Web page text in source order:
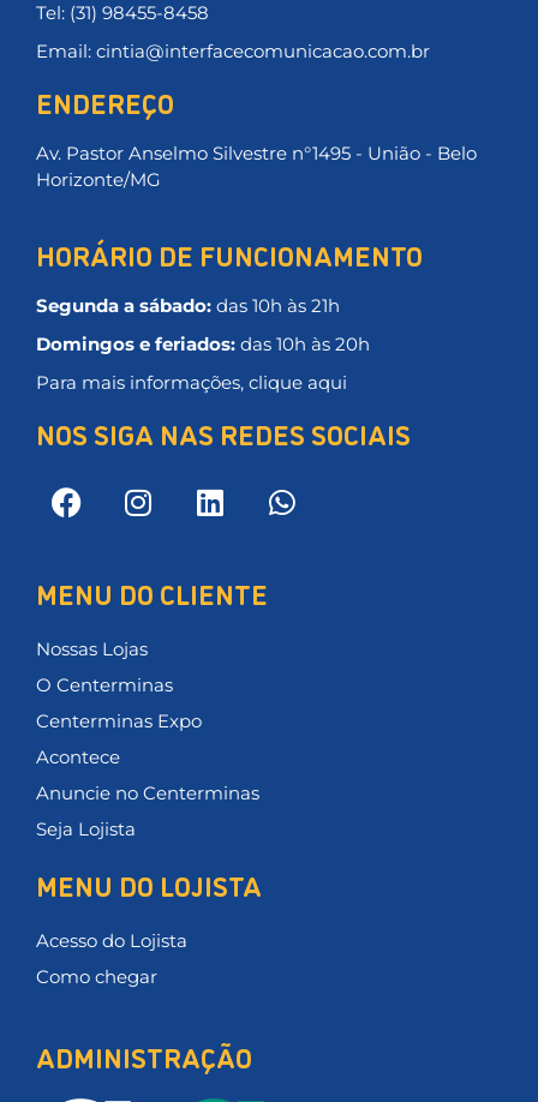
Tel: (31) 98455-8458
Email: cintia@interfacecomunicacao.com.br
ENDEREÇO
Av. Pastor Anselmo Silvestre n°1495 - União - Belo
Horizonte/MG
HORÁRIO DE FUNCIONAMENTO
Segunda a sábado: das 10h às 21h
Domingos e feriados: das 10h às 20h
Para mais informações, clique aqui
NOS SIGA NAS REDES SOCIAIS
MENU DO CLIENTE
Nossas Lojas
O Centerminas
Centerminas Expo
Acontece
Anuncie no Centerminas
Seja Lojista
MENU DO LOJISTA
Acesso do Lojista
Como chegar
ADMINISTRAÇÃO